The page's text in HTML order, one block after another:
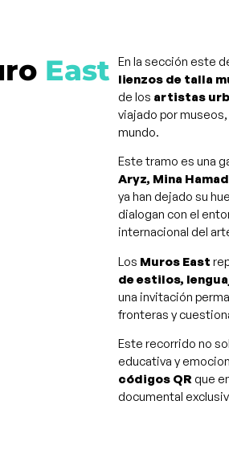
En la sección este
lienzos de talla
de los artistas
viajado por
mundo.
Este tramo es una
Aryz, Mina
ya han dejado su
dialogan con el
internacional del
Los Muros East
de estilos,
una invitación
fronteras y
Este recorrido no
educativa y
códigos QR que
documental
East